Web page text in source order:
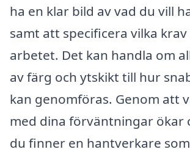
ha en klar bild av vad du vill
samt att specificera vilka
arbetet. Det kan handla om
av färg och ytskikt till hur
kan genomföras. Genom att
med dina förväntningar ökar
du finner en hantverkare